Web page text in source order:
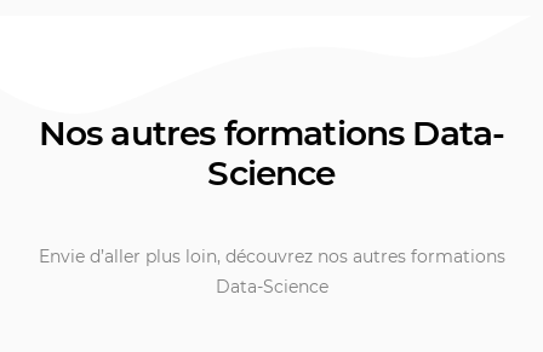
Nos autres formations Data-
Science
Envie d’aller plus loin, découvrez nos autres formations
Data-Science